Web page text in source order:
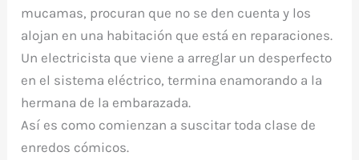
mucamas, procuran que no se den cuenta y los
alojan en una habitación que está en reparaciones.
Un electricista que viene a arreglar un desperfecto
en el sistema eléctrico, termina enamorando a la
hermana de la embarazada.
Así es como comienzan a suscitar toda clase de
enredos cómicos.